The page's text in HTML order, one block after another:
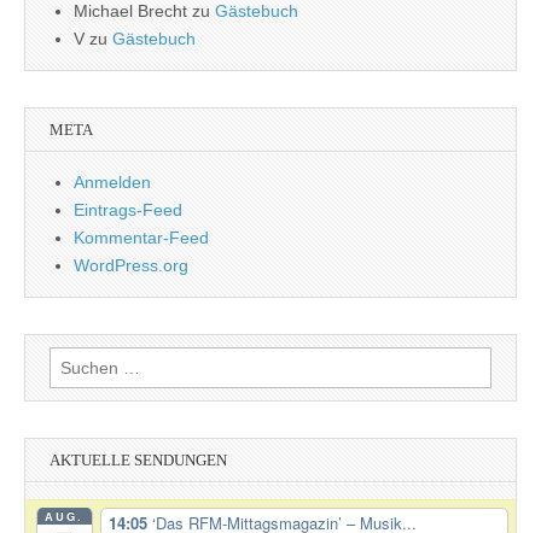
Michael Brecht zu Gästebuch
Vzu Gästebuch
META
Anmelden
Eintrags-Feed
Kommentar-Feed
WordPress.org
Suchen
nach:
AKTUELLE SENDUNGEN
AUG. 14:05 ‘Das RFM-Mittagsmagazin’ – Musik...